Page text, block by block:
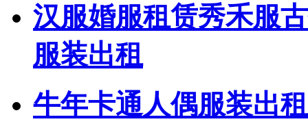
汉服婚服租赁秀禾服
服装出租
牛年卡通人偶服装出